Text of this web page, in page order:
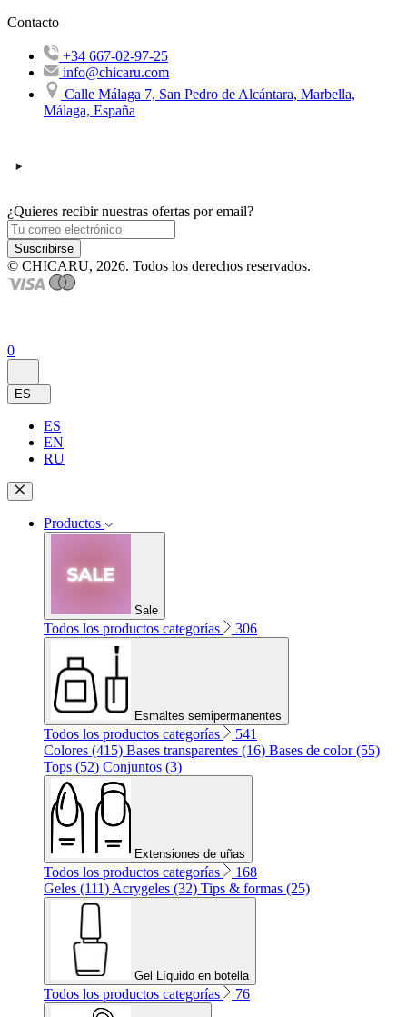
Contacto
+34 667-02-97-25
info@chicaru.com
Calle Málaga 7, San Pedro de Alcántara, Marbella,
Málaga, España
¿Quieres recibir nuestras ofertas por email?
Suscribirse
© CHICARU, 2026. Todos los derechos reservados.
0
ES
ES
EN
RU
Productos
Sale
Todos los productos categorías 306
Esmaltes semipermanentes
Todos los productos categorías
541
Colores (415) Bases transparentes (16) Bases de color (55)
Tops (52) Conjuntos (3)
Extensiones de uñas
Todos los productos categorías
168
Geles (111) Acrygeles (32) Tips & formas (25)
Gel Líquido en botella
Todos los productos categorías 76